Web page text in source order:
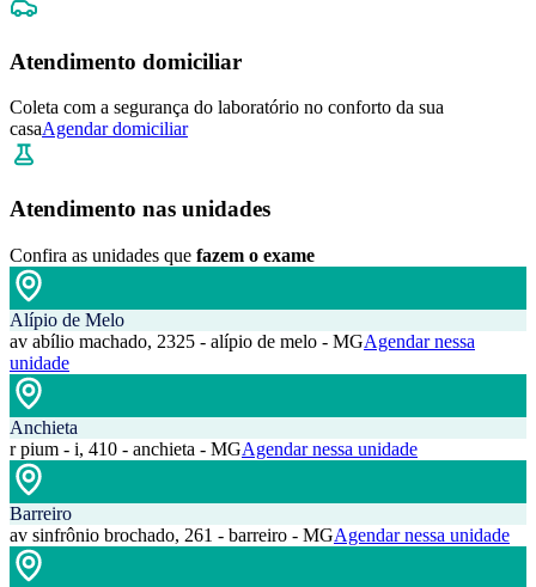
Atendimento domiciliar
Coleta com a segurança do laboratório no conforto da sua
casaAgendar domiciliar
Atendimento nas unidades
Confira as unidades que fazem o exame
Alípio de Melo
av abílio machado, 2325 - alípio de melo - MGAgendar nessa
unidade
Anchieta
r pium - i, 410 - anchieta - MGAgendar nessa unidade
Barreiro
av sinfrônio brochado, 261 - barreiro - MGAgendar nessa unidade